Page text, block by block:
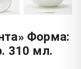
Форма:
310 мл.